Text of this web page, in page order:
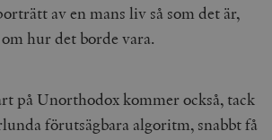
av en mans liv så som det är,
hur det borde vara.
på Unorthodox kommer också, tack
förutsägbara algoritm, snabbt få